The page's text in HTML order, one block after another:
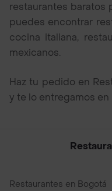
restaurantes baratos
puedes encontrar
cocina italiana,
mexicanos.
Haz tu pedido en
y te lo entregamos en
Restaurantes en Bogotá